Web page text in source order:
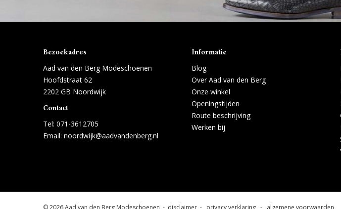
Bezoekadres
Aad van den Berg Modeschoenen
Hoofdstraat 62
2202 GB Noordwijk
Contact
Tel: 071-3612705
Email: noordwijk@aadvandenberg.nl
Informatie
Blog
Over Aad van den Berg
Onze winkel
Openingstijden
Route beschrijving
Werken bij
© 2026 Aad van den Berg Modeschoenen - disclaimer - privacy verklaring - algemene voorwaarden